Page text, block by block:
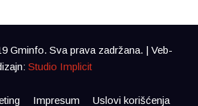
Gminfo. Sva prava zadržana. | Veb-
Studio Implicit
Impresum Uslovi korišćenja